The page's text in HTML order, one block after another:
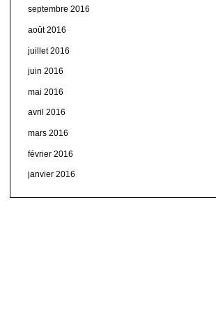
septembre 2016
août 2016
juillet 2016
juin 2016
mai 2016
avril 2016
mars 2016
février 2016
janvier 2016